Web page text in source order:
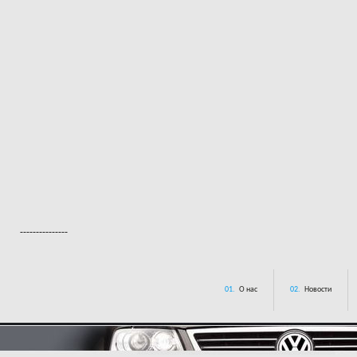
---------------
01. О нас 02. Новости